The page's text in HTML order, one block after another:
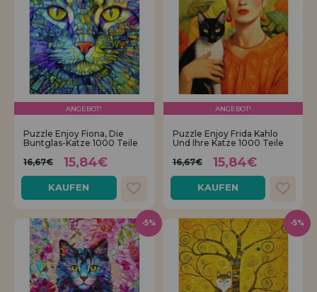
ANGEBOT!
Puzzle Enjoy Fiona, Die
Buntglas-Katze 1000 Teile
16,67€
15,84€
KAUFEN
ANGEBOT!
Puzzle Enjoy Frida Kahlo
Und Ihre Katze 1000 Teile
16,67€
15,84€
KAUFEN
-5% -5%